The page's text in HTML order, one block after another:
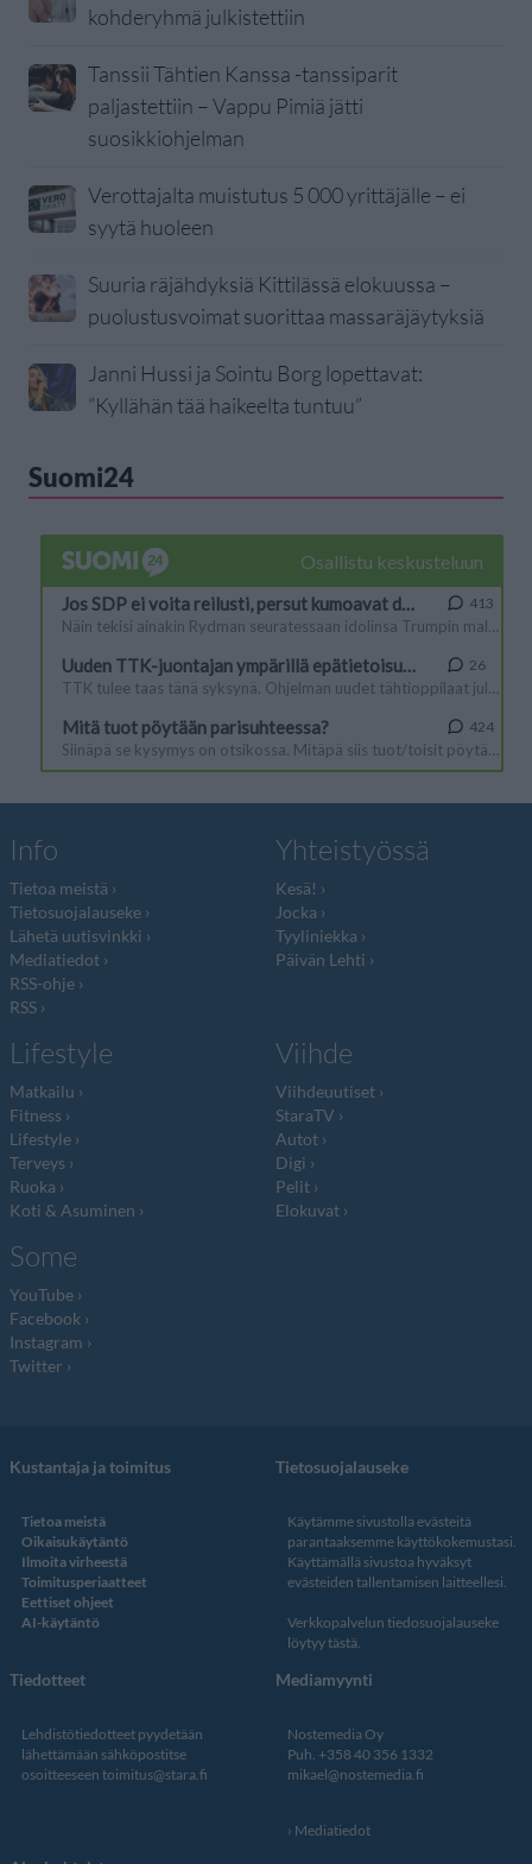
kohderyhmä julkistettiin
Tanssii Tähtien Kanssa -tanssiparit
paljastettiin – Vappu Pimiä jätti
suosikkiohjelman
Verottajalta muistutus 5 000 yrittäjälle – ei
syytä huoleen
Suuria räjähdyksiä Kittilässä elokuussa –
puolustusvoimat suorittaa massaräjäytyksiä
Janni Hussi ja Sointu Borg lopettavat:
”Kyllähän tää haikeelta tuntuu”
Suomi24
Info
Tietoa meistä
Tietosuojalauseke
Lähetä uutisvinkki
Mediatiedot
RSS-ohje
RSS
Yhteistyössä
Kesä!
Jocka
Tyyliniekka
Päivän Lehti
Lifestyle
Matkailu
Fitness
Lifestyle
Terveys
Ruoka
Koti & Asuminen
Viihde
Viihdeuutiset
StaraTV
Autot
Digi
Pelit
Elokuvat
Some
YouTube
Facebook
Instagram
Twitter
Kustantaja ja toimitus
Tietoa meistä
Oikaisukäytäntö
Ilmoita virheestä
Toimitusperiaatteet
Eettiset ohjeet
AI-käytäntö
Tietosuojalauseke
Käytämme sivustolla evästeitä
parantaaksemme käyttökokemustasi.
Käyttämällä sivustoa hyväksyt
evästeiden tallentamisen laitteellesi.
Verkkopalvelun tiedosuojalauseke
löytyy tästä.
Tiedotteet
Lehdistötiedotteet pyydetään
lähettämään sähköpostitse
osoitteeseen toimitus@stara.fi
Mediamyynti
Nostemedia Oy
Puh. +358 40 356 1332
mikael@nostemedia.fi
Mediatiedot